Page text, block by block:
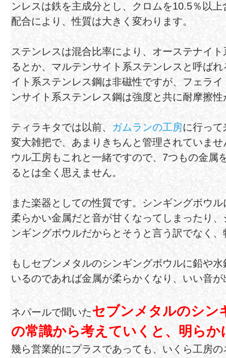
ンレスは鉄を主成分とし、クロムを10.5％以
配合により、性質は大きく変わります。
ステンレスは混合比率により、オーステナイ
るとか、マルテンサイト系ステンレスと呼ば
イト系ステンレス鋼は非磁性ですが、フェラ
ンサイト系ステンレス鋼は強度と共に耐摩擦
ティラキタでは以前、 ガムランの工房に行っ
変大雑把で、あまりきちんと管理されていま
ウル工房もこれと一緒ですので、7つもの金属
るとは全く思えません。
また楽器としての性質です。シンギングボウ
柔らかい金属だと音が甘くなってしまったり
ンギングボウルだからとそうと言う訳でなく
もしセブンメタルのシンギングボウルに鉛や
いるのであれば金属が柔らかくなり、いい音
ネパールで聞いたセブンメタルのシン
の常識から考えていくと、明らか
幾ら営業的にプラスであっても、いくら工房